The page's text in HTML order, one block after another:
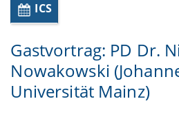
ICS
Gastvortrag: PD Dr.
Nowakowski
Universität Mainz)